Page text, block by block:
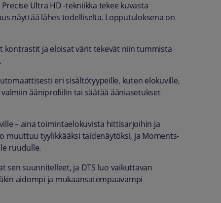
Ultra HD -tekniikka tekee kuvasta
näyttää lähes todelliselta. Lopputuloksena on
kontrastit ja eloisat värit tekevät niin tummista
eri sisältötyypeille, kuten elokuville,
ääniprofiilin tai säätää ääniasetukset
– aina toimintaelokuvista hittisarjoihin ja
muuttuu tyylikkääksi taidenäytöksi, ja Moments-
ruudulle.
sen suunnitelleet, ja DTS luo vaikuttavan
aidompi ja mukaansatempaavampi